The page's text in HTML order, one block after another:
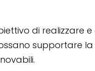
di realizzare
supportare